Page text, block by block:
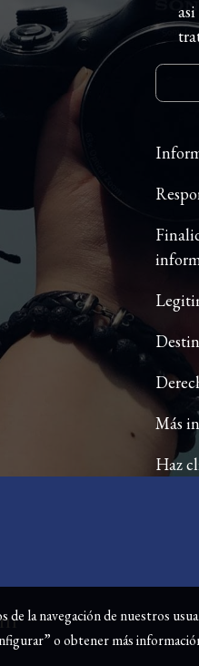
Más
Haz
la navegación de nuestros
o obtener más